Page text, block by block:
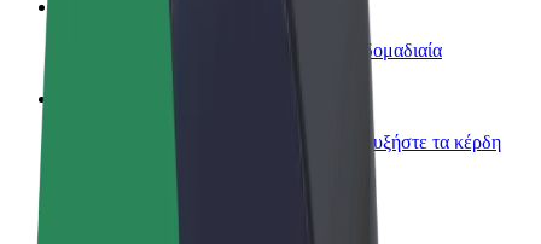
Παραδώστε φαγητό και πληρώνεστε εβδομαδιαία
Πλησιάστε περισσότερους πελάτες και αυξήστε τα κέρδη